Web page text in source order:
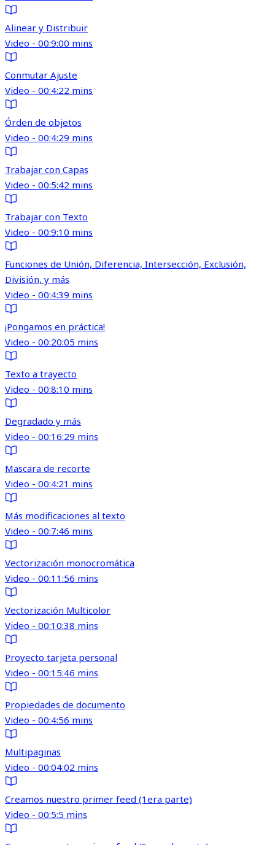
Alinear y Distribuir
Video - 00:9:00 mins
Conmutar Ajuste
Video - 00:4:22 mins
Órden de objetos
Video - 00:4:29 mins
Trabajar con Capas
Video - 00:5:42 mins
Trabajar con Texto
Video - 00:9:10 mins
Funciones de Unión, Diferencia, Intersección, Exclusión,
División, y más
Video - 00:4:39 mins
¡Pongamos en práctica!
Video - 00:20:05 mins
Texto a trayecto
Video - 00:8:10 mins
Degradado y más
Video - 00:16:29 mins
Mascara de recorte
Video - 00:4:21 mins
Más modificaciones al texto
Video - 00:7:46 mins
Vectorización monocromática
Video - 00:11:56 mins
Vectorización Multicolor
Video - 00:10:38 mins
Proyecto tarjeta personal
Video - 00:15:46 mins
Propiedades de documento
Video - 00:4:56 mins
Multipaginas
Video - 00:04:02 mins
Creamos nuestro primer feed (1era parte)
Video - 00:5:5 mins